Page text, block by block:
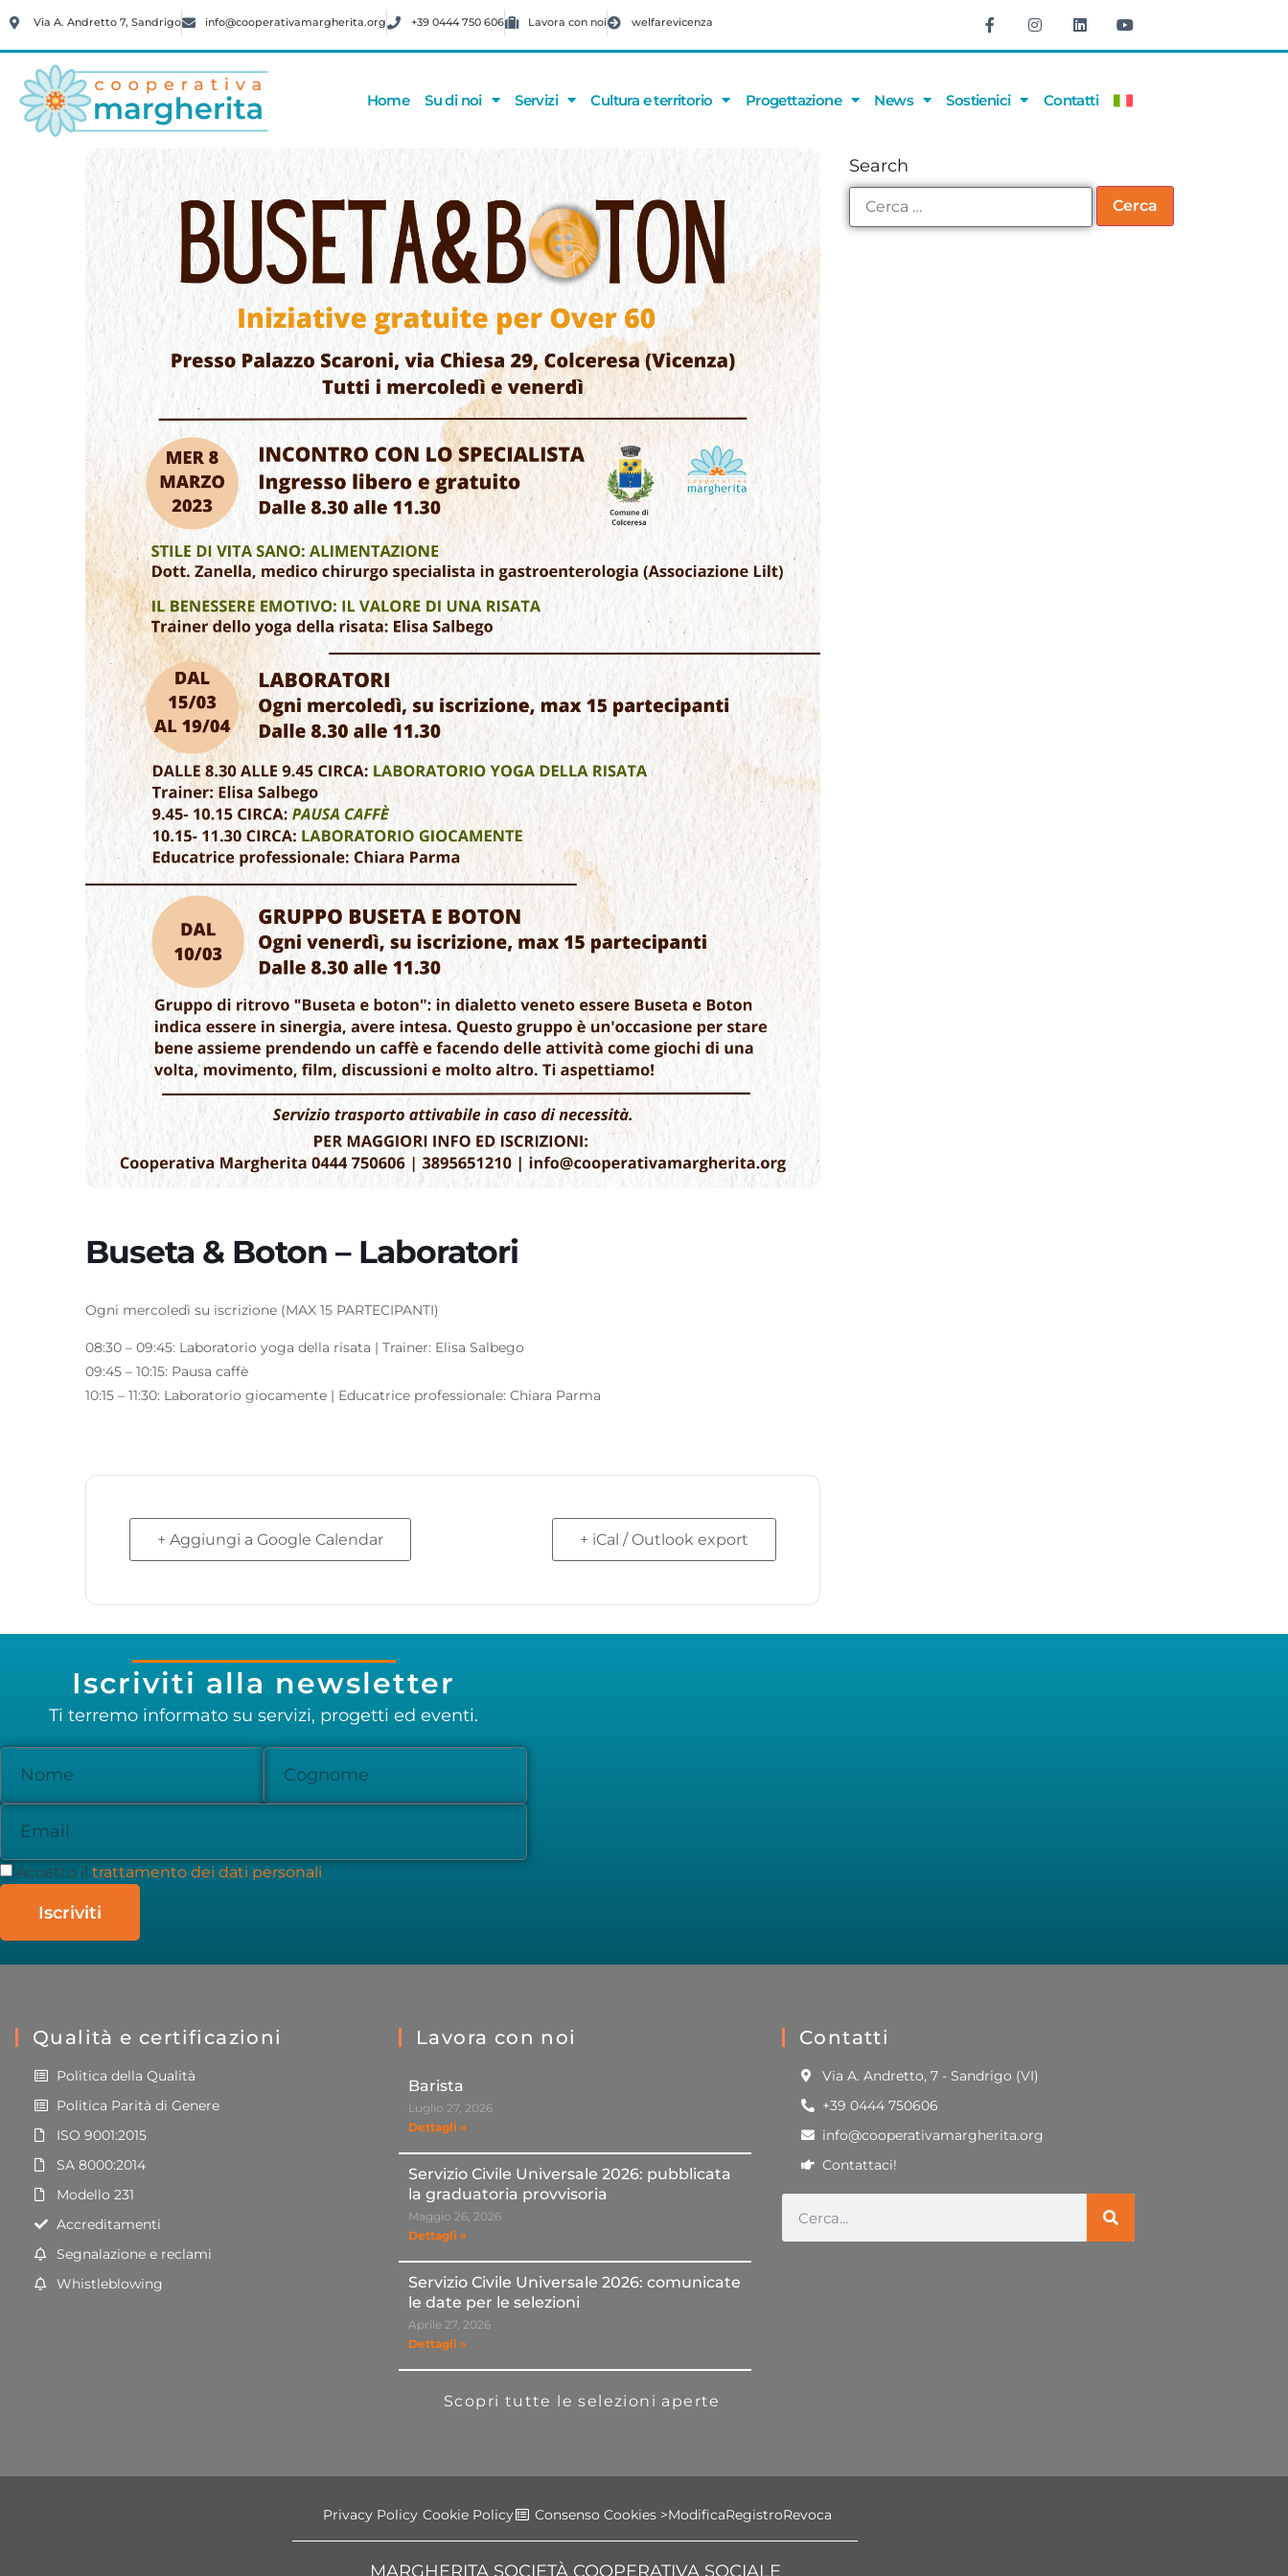
Via A. Andretto 7, Sandrigo info@cooperativamargherita.org +39 0444 750 606 Lavora con noi welfarevicenza
Home Su di noi Servizi Cultura e territorio Progettazione News Sostienici Contatti
Buseta & Boton – Laboratori
Ogni mercoledì su iscrizione (MAX 15 PARTECIPANTI)
08:30 – 09:45: Laboratorio yoga della risata | Trainer: Elisa Salbego
09:45 – 10:15: Pausa caffè
10:15 – 11:30: Laboratorio giocamente | Educatrice professionale: Chiara Parma
+ Aggiungi a Google Calendar + iCal / Outlook export
Search
Iscriviti alla newsletter
Ti terremo informato su servizi, progetti ed eventi.
Accetto il trattamento dei dati personali
Iscriviti
Qualità e certificazioni
Politica della Qualità
Politica Parità di Genere
ISO 9001:2015
SA 8000:2014
Modello 231
Accreditamenti
Segnalazione e reclami
Whistleblowing
Lavora con noi
Barista
Luglio 27, 2026
Dettagli »
Servizio Civile Universale 2026: pubblicata
la graduatoria provvisoria
Maggio 26, 2026
Dettagli »
Servizio Civile Universale 2026: comunicate
le date per le selezioni
Aprile 27, 2026
Dettagli »
Scopri tutte le selezioni aperte
Contatti
Via A. Andretto, 7 - Sandrigo (VI)
+39 0444 750606
info@cooperativamargherita.org
Contattaci!
Privacy Policy Cookie Policy Consenso Cookies >ModificaRegistroRevoca
MARGHERITA SOCIETÀ COOPERATIVA SOCIALE